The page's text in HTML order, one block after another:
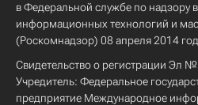
в Федеральной службе по надзору
информационных технологий и
(Роскомнадзор) 08 апреля 2014
Свидетельство о регистрации Эл
Учредитель: Федеральное
предприятие Международное